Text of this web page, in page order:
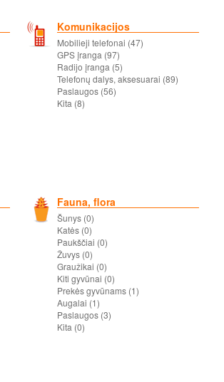
Komunikacijos
Mobilieji telefonai (47)
GPS įranga (97)
Radijo įranga (5)
Telefonų dalys, aksesuarai (89)
Paslaugos (56)
Kita (8)
Fauna, flora
Šunys (0)
Katės (0)
Paukščiai (0)
Žuvys (0)
Graužikai (0)
Kiti gyvūnai (0)
Prekės gyvūnams (1)
Augalai (1)
Paslaugos (3)
Kita (0)